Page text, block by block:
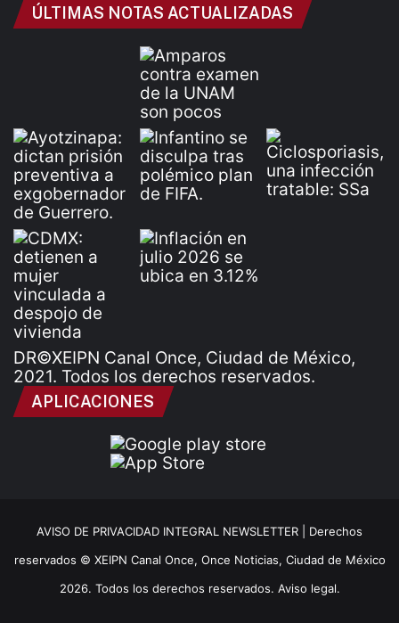
ÚLTIMAS NOTAS ACTUALIZADAS
DR©XEIPN Canal Once, Ciudad de México,
2021. Todos los derechos reservados.
APLICACIONES
AVISO DE PRIVACIDAD INTEGRAL NEWSLETTER | Derechos
reservados © XEIPN Canal Once, Once Noticias, Ciudad de México
2026. Todos los derechos reservados. Aviso legal.